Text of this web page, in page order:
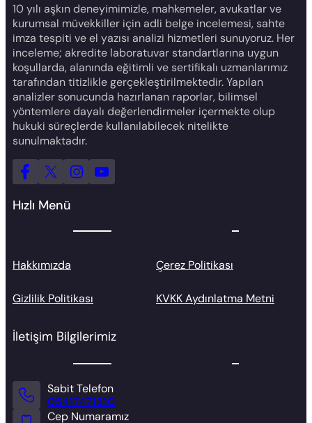
10 yılı aşkın deneyimimizle, mahkemeler, avukatlar ve
kurumsal müvekkiller için adli belge incelemesi, sahte
imza tespiti ve el yazısı analizi hizmetleri sunuyoruz. Her
inceleme; akredite laboratuvar standartlarına uygun
koşullarda, alanında eğitimli ve sertifikalı uzmanlarımız
tarafından titizlikle gerçekleştirilmektedir. Yapılan
analizler sonucunda hazırlanan raporlar, bilimsel
yöntemlere dayalı değerlendirmeler içermekte olup
hukuki süreçlerde kullanılabilecek nitelikte
sunulmaktadır.
Hızlı Menü
Hakkımızda Çerez Politikası
Gizlilik Politikası KVKK Aydınlatma Metni
İletişim Bilgilerimiz
Sabit Telefon
05417471310
Cep Numaramız